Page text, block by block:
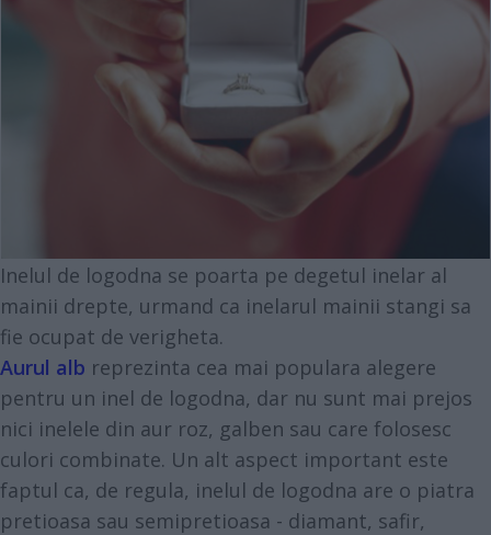
Inelul de logodna se poarta pe degetul inelar al
mainii drepte, urmand ca inelarul mainii stangi sa
fie ocupat de verigheta.
Aurul alb reprezinta cea mai populara alegere
pentru un inel de logodna, dar nu sunt mai prejos
nici inelele din aur roz, galben sau care folosesc
culori combinate. Un alt aspect important este
faptul ca, de regula, inelul de logodna are o piatra
pretioasa sau semipretioasa - diamant, safir,